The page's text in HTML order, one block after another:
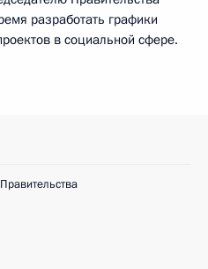
разработать графики
в социальной сфере.